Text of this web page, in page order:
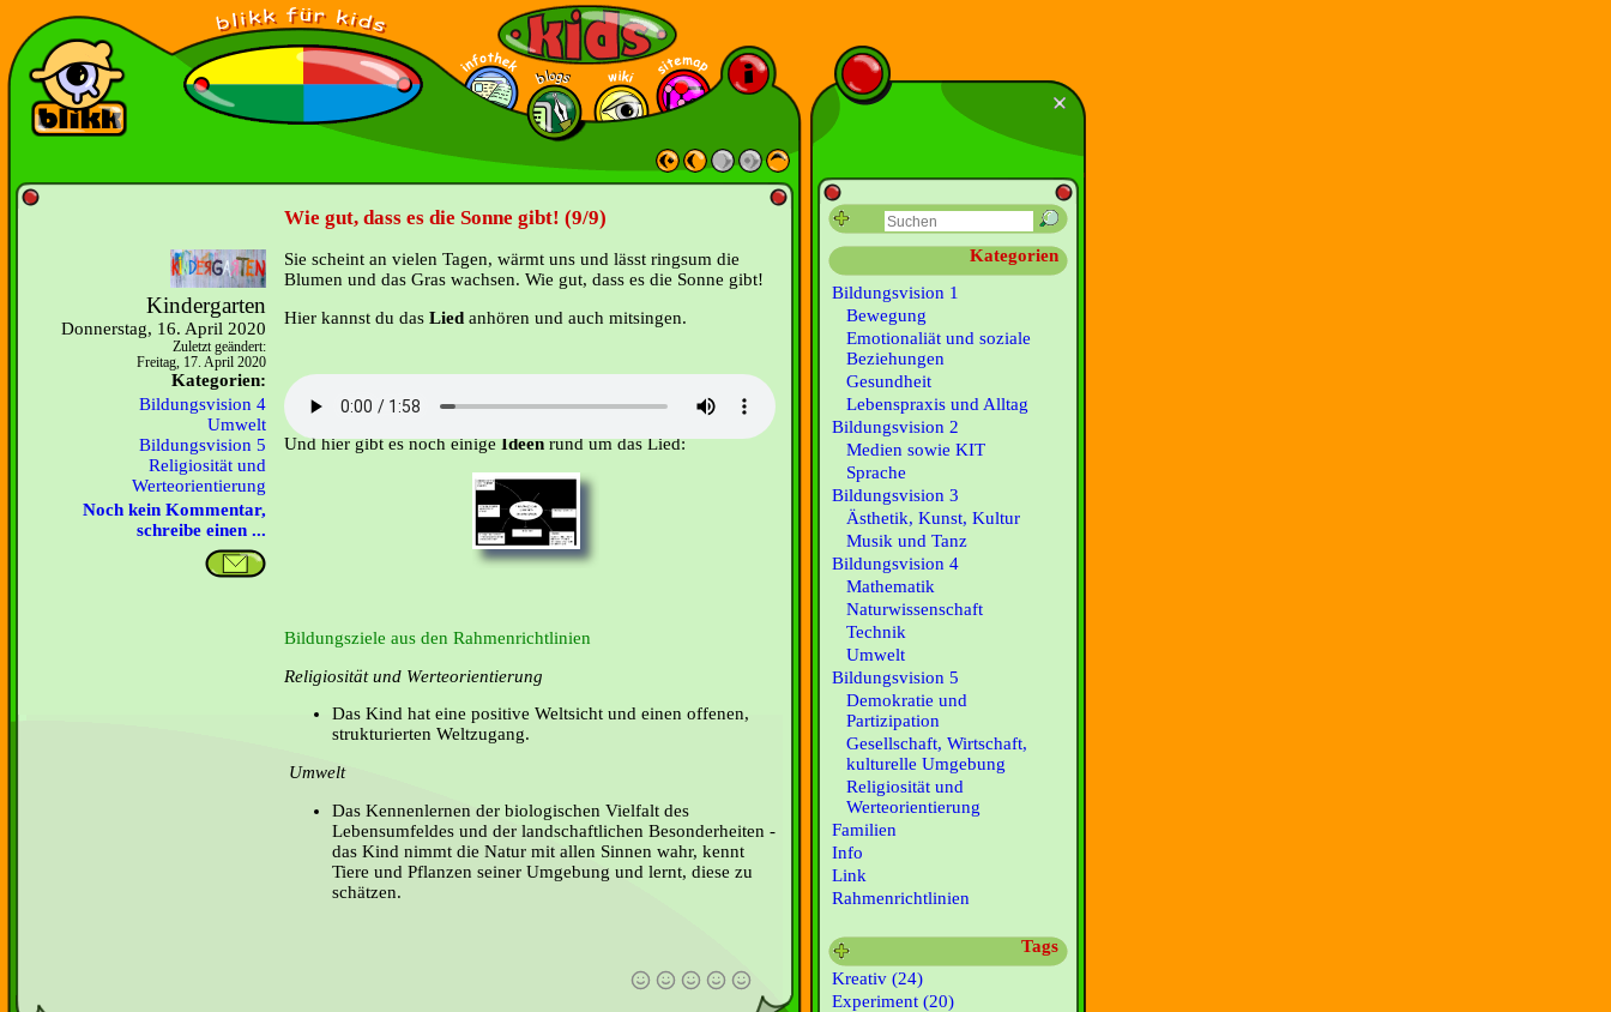
Wie gut, dass es die Sonne gibt! (9/9)
Kindergarten
Donnerstag, 16. April 2020
Zuletzt geändert:
Freitag, 17. April 2020
Kategorien:
Bildungsvision 4
Umwelt
Bildungsvision 5
Religiosität und
Werteorientierung
Noch kein Kommentar,
schreibe einen ...
Sie scheint an vielen Tagen, wärmt uns und lässt ringsum die
Blumen und das Gras wachsen. Wie gut, dass es die Sonne gibt!
Hier kannst du das Lied anhören und auch mitsingen.
Und hier gibt es noch einigeIdeenrund um das Lied:
Bildungsziele aus den Rahmenrichtlinien
Religiosität und Werteorientierung
Das Kind hat eine positive Weltsicht und einen offenen,
strukturierten Weltzugang.
Umwelt
Das Kennenlernen der biologischen Vielfalt des
Lebensumfeldes und der landschaftlichen Besonderheiten -
das Kind nimmt die Natur mit allen Sinnen wahr, kennt
Tiere und Pflanzen seiner Umgebung und lernt, diese zu
schätzen.
Kategorien
Bildungsvision 1
Bewegung
Emotionaliät und soziale
Beziehungen
Gesundheit
Lebenspraxis und Alltag
Bildungsvision 2
Medien sowie KIT
Sprache
Bildungsvision 3
Ästhetik, Kunst, Kultur
Musik und Tanz
Bildungsvision 4
Mathematik
Naturwissenschaft
Technik
Umwelt
Bildungsvision 5
Demokratie und
Partizipation
Gesellschaft, Wirtschaft,
kulturelle Umgebung
Religiosität und
Werteorientierung
Familien
Info
Link
Rahmenrichtlinien
Tags
Kreativ (24)
Experiment (20)